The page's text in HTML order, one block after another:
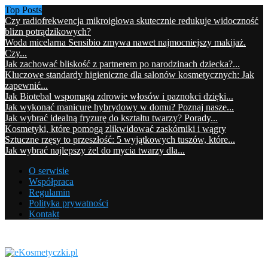
Top Posts
Czy radiofrekwencja mikroigłowa skutecznie redukuje widoczność
blizn potrądzikowych?
Woda micelarna Sensibio zmywa nawet najmocniejszy makijaż.
Czy...
Jak zachować bliskość z partnerem po narodzinach dziecka?...
Kluczowe standardy higieniczne dla salonów kosmetycznych: Jak
zapewnić...
Jak Biotebal wspomaga zdrowie włosów i paznokci dzięki...
Jak wykonać manicure hybrydowy w domu? Poznaj nasze...
Jak wybrać idealną fryzurę do kształtu twarzy? Porady...
Kosmetyki, które pomogą zlikwidować zaskórniki i wągry
Sztuczne rzęsy to przeszłość: 5 wyjątkowych tuszów, które...
Jak wybrać najlepszy żel do mycia twarzy dla...
O serwisie
Współpraca
Regulamin
Polityka prywatności
Kontakt